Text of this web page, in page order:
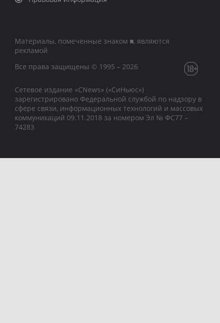
Материалы, помеченные знаком ■, являются
рекламой
Все права защищены © 1995 – 2026
Сетевое издание «CNews» («СиНьюс»)
зарегистрировано Федеральной службой по надзору в
сфере связи, информационных технологий и массовых
коммуникаций 09.11.2018 за номером Эл № ФС77 –
74283